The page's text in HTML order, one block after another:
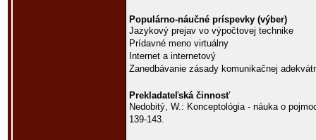
Populárno-náučné príspevky (výber)
Jazykový prejav vo výpočtovej technike
Prídavné meno virtuálny
Internet a internetový
Zanedbávanie zásady komunikačnej
Prekladateľská činnosť
Nedobitý, W.: Konceptológia - náuka o
139-143.